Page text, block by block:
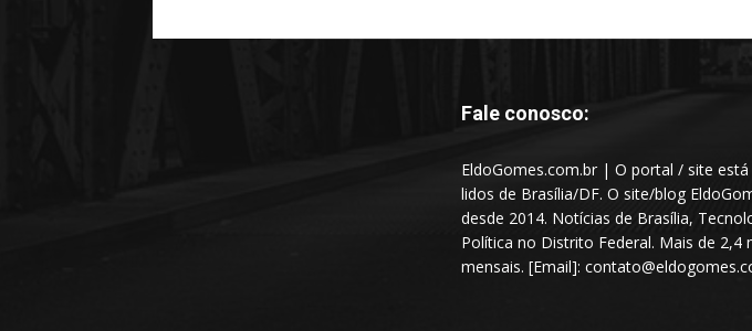
Fale conosco:
EldoGomes.com.br | O portal / site
lidos de Brasília/DF. O site/blog
desde 2014. Notícias de Brasília,
Política no Distrito Federal. Mais de 2,4
mensais. [Email]: